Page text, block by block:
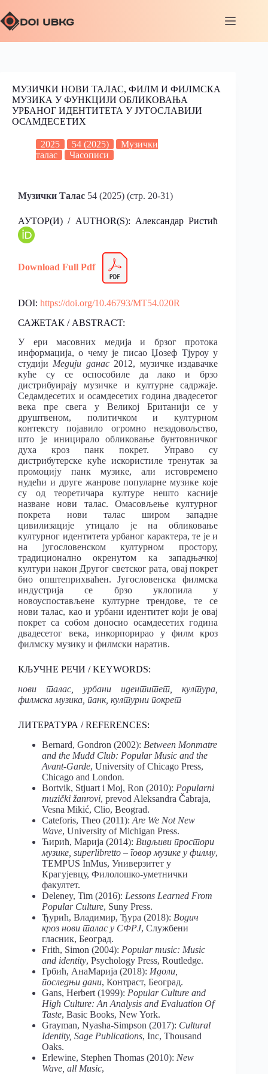
МУЗИЧКИ НОВИ ТАЛАС, ФИЛМ И ФИЛМСКА
МУЗИКА У ФУНКЦИЈИ ОБЛИКОВАЊА
УРБАНОГ ИДЕНТИТЕТА У ЈУГОСЛАВИЈИ
ОСАМДЕСЕТИХ
2025 54 (2025)
Музички
талас
Часописи
Музички Талас 54 (2025) (стр. 20-31)
АУТОР(И) / AUTHOR(S): Александар Ристић
Download Full Pdf
DOI: https://doi.org/10.46793/MT54.020R
САЖЕТАК / ABSTRACT:
У ери масовних медија и брзог протока
информација, о чему је писао Џозеф Тјуроу у
студији Медији данас2012, музичке издавачке
куће су се оспособиле да лако и брзо
дистрибуирају музичке и културне садржаје.
Седамдесетих и осамдесетих година двадесетог
века пре свега у Великој Британији се у
друштвеном, политичком и културном
контексту појавило огромно незадовољство,
што је иницирало обликовање бунтовничког
духа кроз панк покрет. Управо су
дистрибутерске куће искористиле тренутак за
промоцију панк музике, али истовремено
нудећи и друге жанрове популарне музике које
су од теоретичара културе нешто касније
назване нови талас. Омасовљење културног
покрета нови талас широм западне
цивилизације утицало је на обликовање
културног идентитета урбаног карактера, те је и
на југословенском културном простору,
традиционално окренутом ка западњачкој
култури након Другог светског рата, овај покрет
био општеприхваћен. Југословенска филмска
индустрија се брзо уклопила у
новоуспостављене културне трендове, те се
нови талас, као и урбани идентитет који је овај
покрет са собом доносио осамдесетих година
двадесетог века, инкорпорирао у филм кроз
филмску музику и филмски наратив.
КЉУЧНЕ РЕЧИ / KEYWORDS:
нови талас, урбани идентитет, култура,
филмска музика, панк, културни покрет
ЛИТЕРАТУРА / REFERENCES:
Bernard, Gondron (2002): Between Monmatre
and the Mudd Club: Popular Music and the
Avant-Garde, University of Chicago Press,
Chicago and London.
Bortvik, Stjuart i Moj, Ron (2010): Popularni
muzički žanrovi, prevod Aleksandra Čabraja,
Vesna Mikić, Clio, Beograd.
Cateforis, Theo (2011): Are We Not New
Wave, University of Michigan Press.
Ћирић, Марија (2014): Видљиви простори
музике, superlibretto – говор музике у филму,
TEMPUS InMus, Универзитет у
Крагујевцу, Филолошко-уметнички
факултет.
Deleney, Tim (2016): Lessons Learned From
Popular Culture, Suny Press.
Ђурић, Владимир, Ђура (2018): Водич
кроз нови талас у СФРЈ, Службени
гласник, Београд.
Frith, Simon (2004): Popular music: Music
and identity, Psychology Press, Routledge.
Грбић, АнаМарија (2018): Идоли,
последњи дани, Контраст, Београд.
Gans, Herbert (1999): Popular Culture and
High Culture: An Analysis and Evaluation Of
Taste, Basic Books, New York.
Grayman, Nyasha-Simpson (2017): Cultural
Identity, Sage Publications, Inc, Thousand
Oaks.
Erlewine, Stephen Thomas (2010): New
Wave, all Music,